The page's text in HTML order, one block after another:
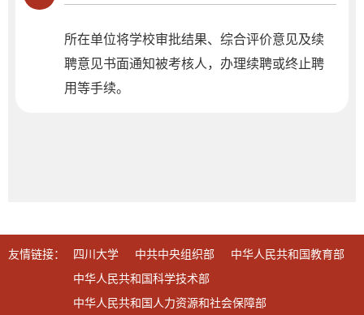
所在单位将学校审批结果、综合评价意见及续
聘意见书面通知被考核人，办理续聘或终止聘
用等手续。
友情链接： 四川大学 中共中央组织部
中华人民共和国教育部
中华人民共和国科学技术部
中华人民共和国人力资源和社会保障部